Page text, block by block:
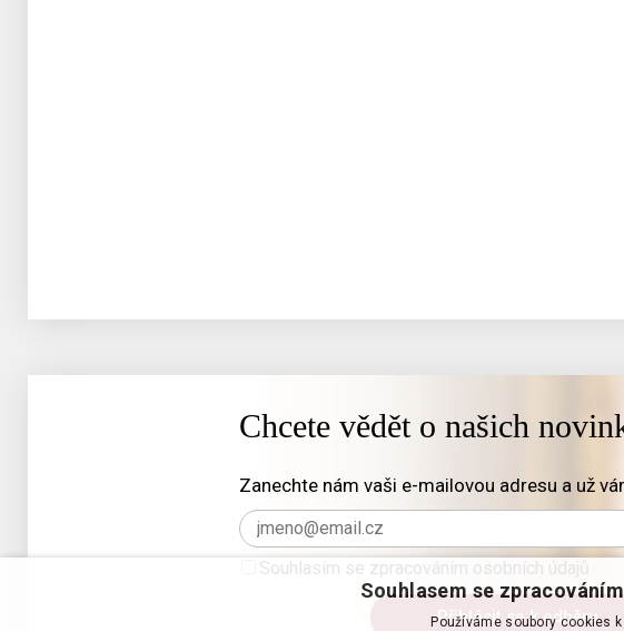
Chcete vědět o našich
Zanechte nám vaši e-mailovou adresu a už
Souhlasím se zpracováním osobních údajů
Souhlasem se
Používáme soubory cookies